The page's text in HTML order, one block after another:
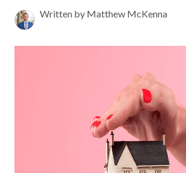
Written by Matthew McKenna